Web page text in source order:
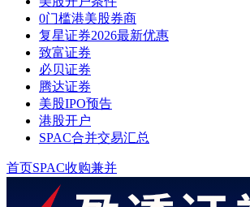
0门槛港美股券商
复星证券2026最新优惠
致富证券
必贝证券
腾达证券
美股IPO预告
港股开户
SPAC合并交易汇总
首页SPAC收购兼并